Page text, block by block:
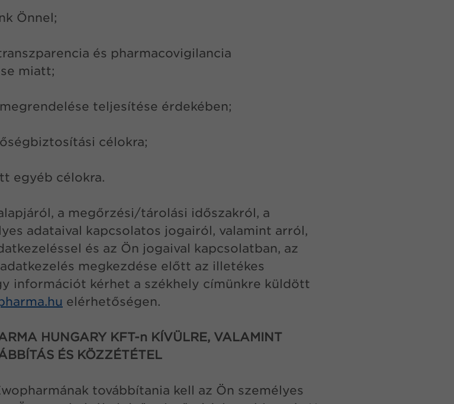
Önnel;
és pharmacovigilancia
miatt;
teljesítése érdekében;
célokra;
egyéb célokra.
a megőrzési/tárolási időszakról, a
adataival kapcsolatos jogairól, valamint arról,
és az Ön jogaival kapcsolatban, az
megkezdése előtt az illetékes
információt kérhet a székhely címünkre küldött
elérhetőségen.
HUNGARY KFT-n KÍVÜLRE, VALAMINT
ÉS KÖZZÉTÉTEL
továbbítania kell az Ön személyes